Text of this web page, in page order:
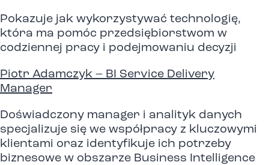
Pokazuje jak wykorzystywać technologię,
która ma pomóc przedsiębiorstwom w
codziennej pracy i podejmowaniu decyzji
Piotr Adamczyk – BI Service Delivery
Manager
Doświadczony manager i analityk danych
specjalizuje się we współpracy z kluczowymi
klientami oraz identyfikuje ich potrzeby
biznesowe w obszarze Business Intelligence